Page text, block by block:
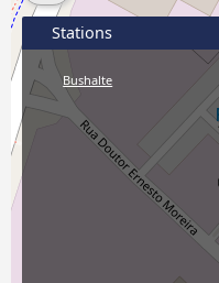
Stations
Bushalte